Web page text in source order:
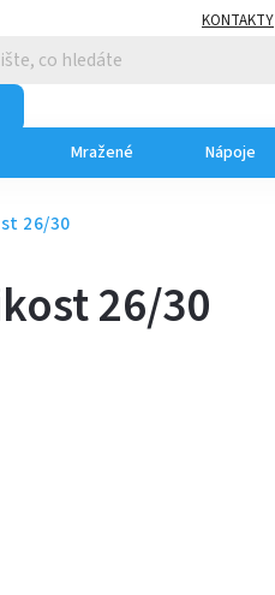
KONTAKTY
Mražené Nápoje
26/30
26/30